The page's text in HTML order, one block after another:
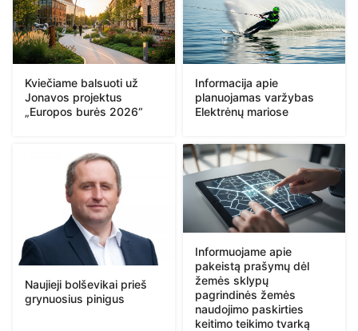
Kviečiame balsuoti už
Jonavos projektus
„Europos burės 2026“
Informacija apie
planuojamas varžybas
Elektrėnų mariose
Naujieji bolševikai prieš
grynuosius pinigus
Informuojame apie
pakeistą prašymų dėl
žemės sklypų
pagrindinės žemės
naudojimo paskirties
keitimo teikimo tvarką